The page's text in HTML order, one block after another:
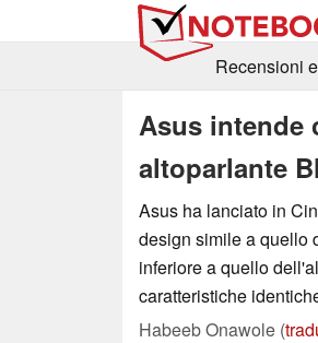
Recensioni
Asus intende
altoparlante
Asus ha lanciato in
design simile a quello
inferiore a quello
caratteristiche
Habeeb Onawole (